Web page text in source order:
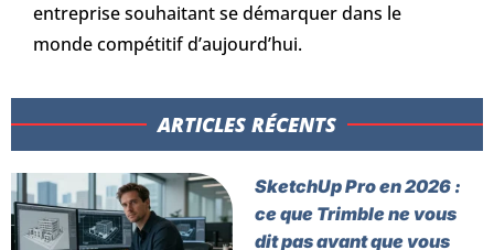
entreprise souhaitant se démarquer dans le
monde compétitif d’aujourd’hui.
ARTICLES RÉCENTS​
SketchUp Pro en 2026 :
ce que Trimble ne vous
dit pas avant que vous